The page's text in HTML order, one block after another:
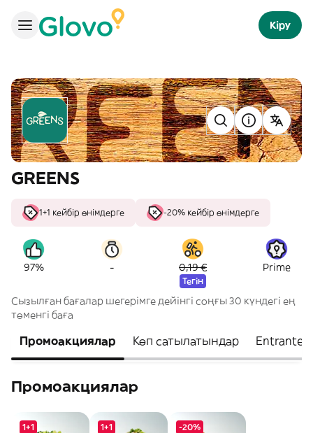
Кіру
GREENS
1+1 кейбір өнімдерге -20% кейбір өнімдерге
97% - 0,19 €
Тегін
Prime
Сызылған бағалар шегерімге дейінгі соңғы 30 күндегі ең
төменгі баға
Промоакциялар Көп сатылатындар Entrantes
Промоакциялар
1+1 1+1 -20%